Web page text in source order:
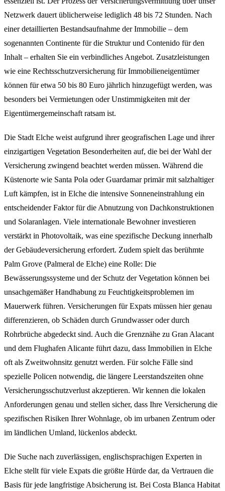
Netzwerk dauert üblicherweise lediglich 48 bis 72 Stunden. Nach
einer detaillierten Bestandsaufnahme der Immobilie – dem
sogenannten Continente für die Struktur und Contenido für den
Inhalt – erhalten Sie ein verbindliches Angebot. Zusatzleistungen
wie eine Rechtsschutzversicherung für Immobilieneigentümer
können für etwa 50 bis 80 Euro jährlich hinzugefügt werden, was
besonders bei Vermietungen oder Unstimmigkeiten mit der
Eigentümergemeinschaft ratsam ist.
Die Stadt Elche weist aufgrund ihrer geografischen Lage und ihrer
einzigartigen Vegetation Besonderheiten auf, die bei der Wahl der
Versicherung zwingend beachtet werden müssen. Während die
Küstenorte wie Santa Pola oder Guardamar primär mit salzhaltiger
Luft kämpfen, ist in Elche die intensive Sonneneinstrahlung ein
entscheidender Faktor für die Abnutzung von Dachkonstruktionen
und Solaranlagen. Viele internationale Bewohner investieren
verstärkt in Photovoltaik, was eine spezifische Deckung innerhalb
der Gebäudeversicherung erfordert. Zudem spielt das berühmte
Palm Grove (Palmeral de Elche) eine Rolle: Die
Bewässerungssysteme und der Schutz der Vegetation können bei
unsachgemäßer Handhabung zu Feuchtigkeitsproblemen im
Mauerwerk führen. Versicherungen für Expats müssen hier genau
differenzieren, ob Schäden durch Grundwasser oder durch
Rohrbrüche abgedeckt sind. Auch die Grenznähe zu Gran Alacant
und dem Flughafen Alicante führt dazu, dass Immobilien in Elche
oft als Zweitwohnsitz genutzt werden. Für solche Fälle sind
spezielle Policen notwendig, die längere Leerstandszeiten ohne
Versicherungsschutzverlust akzeptieren. Wir kennen die lokalen
Anforderungen genau und stellen sicher, dass Ihre Versicherung die
spezifischen Risiken Ihrer Wohnlage, ob im urbanen Zentrum oder
im ländlichen Umland, lückenlos abdeckt.
Die Suche nach zuverlässigen, englischsprachigen Experten in
Elche stellt für viele Expats die größte Hürde dar, da Vertrauen die
Basis für jede langfristige Absicherung ist. Bei Costa Blanca Habitat